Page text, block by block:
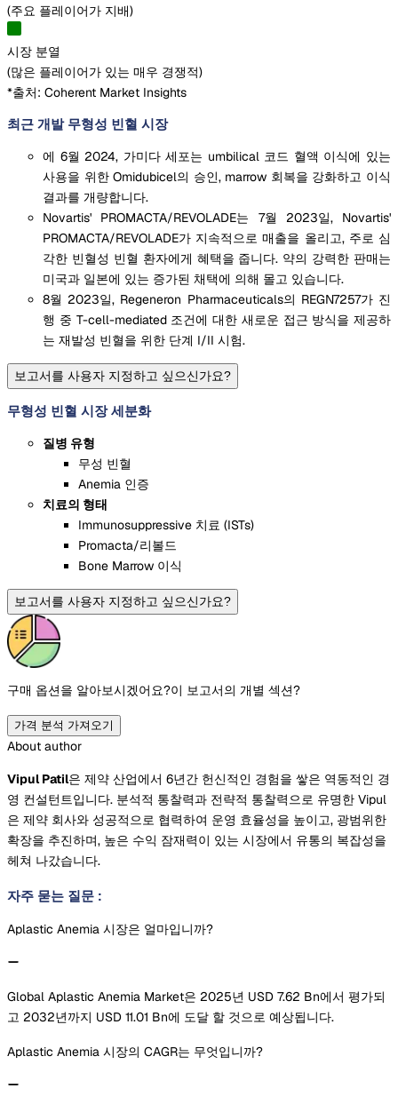
(주요 플레이어가 지배)
시장 분열
(많은 플레이어가 있는 매우 경쟁적)
*출처: Coherent Market Insights
최근 개발 무형성 빈혈 시장
에 6월 2024, 가미다 세포는 umbilical 코드 혈액 이식에 있는
사용을 위한 Omidubicel의 승인, marrow 회복을 강화하고 이식
결과를 개량합니다.
Novartis' PROMACTA/REVOLADE는 7월 2023일, Novartis'
PROMACTA/REVOLADE가 지속적으로 매출을 올리고, 주로 심
각한 빈혈성 빈혈 환자에게 혜택을 줍니다. 약의 강력한 판매는
미국과 일본에 있는 증가된 채택에 의해 몰고 있습니다.
8월 2023일, Regeneron Pharmaceuticals의 REGN7257가 진
행 중 T-cell-mediated 조건에 대한 새로운 접근 방식을 제공하
는 재발성 빈혈을 위한 단계 I/II 시험.
보고서를 사용자 지정하고 싶으신가요?
무형성 빈혈 시장 세분화
질병 유형
무성 빈혈
Anemia 인증
치료의 형태
Immunosuppressive 치료 (ISTs)
Promacta/리볼드
Bone Marrow 이식
보고서를 사용자 지정하고 싶으신가요?
구매 옵션을 알아보시겠어요?이 보고서의 개별 섹션?
가격 분석 가져오기
About author
Vipul Patil은 제약 산업에서 6년간 헌신적인 경험을 쌓은 역동적인 경
영 컨설턴트입니다. 분석적 통찰력과 전략적 통찰력으로 유명한 Vipul
은 제약 회사와 성공적으로 협력하여 운영 효율성을 높이고, 광범위한
확장을 추진하며, 높은 수익 잠재력이 있는 시장에서 유통의 복잡성을
헤쳐 나갔습니다.
자주 묻는 질문 :
Aplastic Anemia 시장은 얼마입니까?
Global Aplastic Anemia Market은 2025년 USD 7.62 Bn에서 평가되
고 2032년까지 USD 11.01 Bn에 도달 할 것으로 예상됩니다.
Aplastic Anemia 시장의 CAGR는 무엇입니까?